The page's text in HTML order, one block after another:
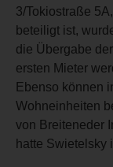
3/Tokiostraße
beteiligt ist,
die Übergabe
ersten Mieter
Ebenso können
Wohneinheiten
von Breiteneder
hatte Swietelsky